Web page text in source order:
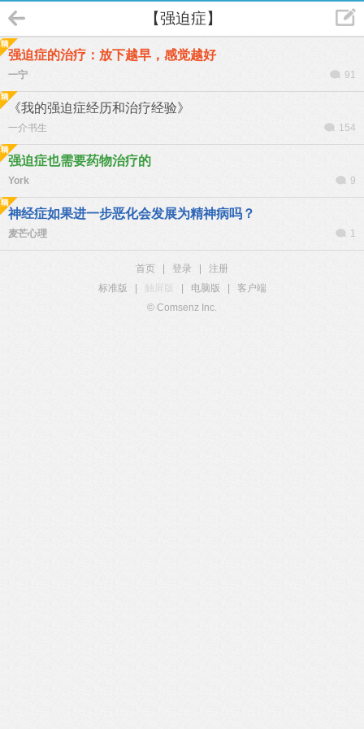
【强迫症】
强迫症的治疗：放下越早，感觉越好
一宁 91
《我的强迫症经历和治疗经验》
一介书生 154
强迫症也需要药物治疗的
York 9
神经症如果进一步恶化会发展为精神病吗？
麦芒心理 1
首页 登录
注册
标准版
触屏版 电脑版
客户端
© Comsenz Inc.